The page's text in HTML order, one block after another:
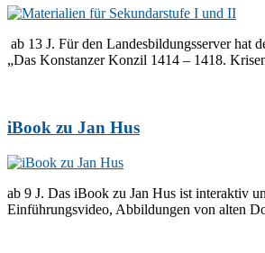
ab 13 J. Für den Landesbildungsserver hat
„Das Konstanzer Konzil 1414 – 1418.
iBook zu Jan Hus
ab 9 J. Das iBook zu Jan Hus ist interaktiv
Einführungsvideo, Abbildungen von alten